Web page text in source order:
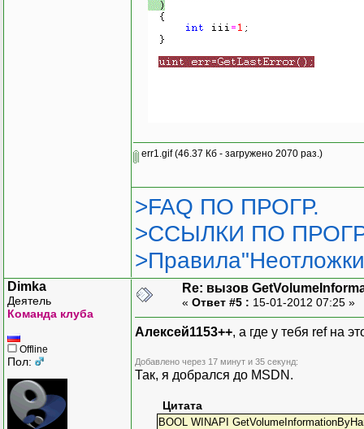
err1.gif(46.37 Кб - загружено 2070 раз.)
>FAQ ПО ПРОГР.
>ССЫЛКИ ПО
Dimka
Деятель
Команда клуба
Offline
Пол:
Re: вызов
« Ответ #5 : 15-01-2012 07:25 »
Алексей1153++, а где у тебя ref на
Добавлено через 17 минут и 35 секунд:
Так, я добрался до MSDN.
Цитата
BOOL WINAPI